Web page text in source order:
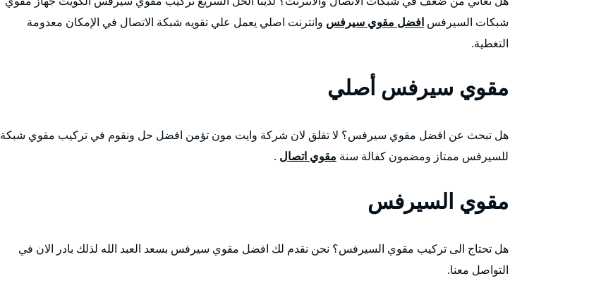
شبكات السيرفس افضل مقوي سيرفس وانترنت اصلي يعمل علي تقويه شبكة الاتصال في الإمكان معدومة
التغطية.
مقوي سيرفس أصلي
هل تبحث عن افضل مقوي سيرفس؟ لا تقلق لان شركة وايت مون تؤمن افضل حل ونقوم في تركيب مقوي شبكة
للسيرفس ممتاز ومضمون كفالة سنة مقوي اتصال .
مقوي السيرفس
هل تحتاج الى تركيب مقوي السيرفس؟ نحن نقدم لك افضل مقوي سيرفس بسعد العبد الله لذلك بادر الان في
التواصل معنا.